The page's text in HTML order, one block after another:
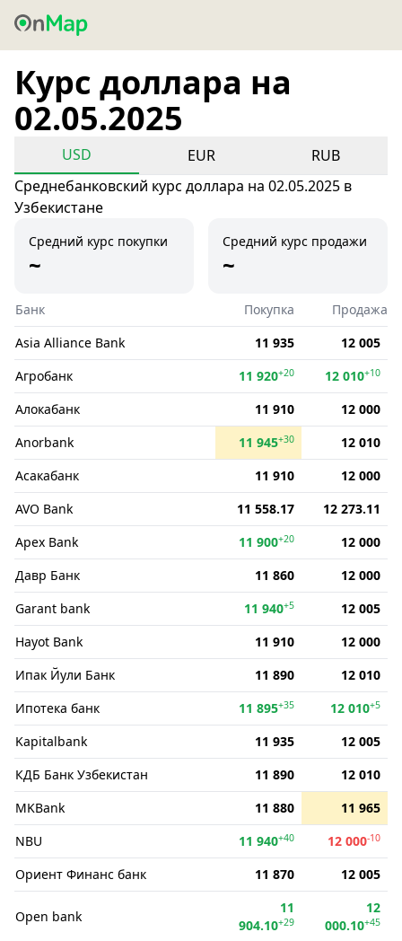
Курс доллара на
02.05.2025
USD EUR
RUB
Среднебанковский курс доллара на 02.05.2025 в
Узбекистане
Средний курс покупки
~
Средний курс продажи
~
Банк Покупка
Продажа
Asia Alliance Bank
11 935
12 005
Агробанк
11 920+20 12 010+10
Алокабанк 11 910
12 000
Anorbank
11 945+30
12 010
Асакабанк
11 910
12 000
AVO Bank
11 558.17
12 273.11
Apex Bank
11 900+20
12 000
Давр Банк
11 860
12 000
Garant bank
11 940+5
12 005
Hayot Bank
11 910
12 000
Ипак Йули Банк
11 890
12 010
Ипотека банк
11 895+35 12 010+5
Kapitalbank 11 935
12 005
КДБ Банк Узбекистан
11 890
12 010
MKBank
11 880
11 965
NBU
11 940+40 12 000-10
Ориент Финанс банк 11 870 12 005
Open bank
11
904.10+29
12
000.10+45